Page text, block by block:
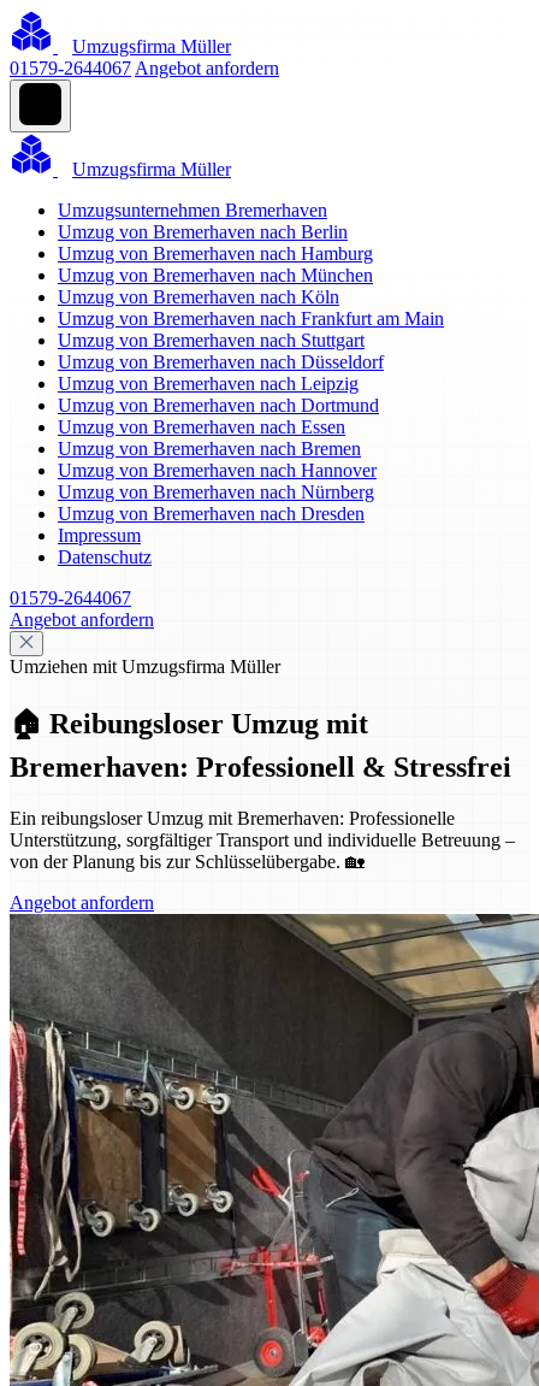
Umzugsfirma Müller
01579-2644067 Angebot anfordern
Umzugsfirma Müller
Umzugsunternehmen Bremerhaven
Umzug von Bremerhaven nach Berlin
Umzug von Bremerhaven nach Hamburg
Umzug von Bremerhaven nach München
Umzug von Bremerhaven nach Köln
Umzug von Bremerhaven nach Frankfurt am Main
Umzug von Bremerhaven nach Stuttgart
Umzug von Bremerhaven nach Düsseldorf
Umzug von Bremerhaven nach Leipzig
Umzug von Bremerhaven nach Dortmund
Umzug von Bremerhaven nach Essen
Umzug von Bremerhaven nach Bremen
Umzug von Bremerhaven nach Hannover
Umzug von Bremerhaven nach Nürnberg
Umzug von Bremerhaven nach Dresden
Impressum
Datenschutz
01579-2644067
Angebot anfordern
Umziehen mit Umzugsfirma Müller
🏠 Reibungsloser Umzug mit
Bremerhaven: Professionell & Stressfrei
Ein reibungsloser Umzug mit Bremerhaven: Professionelle
Unterstützung, sorgfältiger Transport und individuelle Betreuung –
von der Planung bis zur Schlüsselübergabe. 🏡
Angebot anfordern